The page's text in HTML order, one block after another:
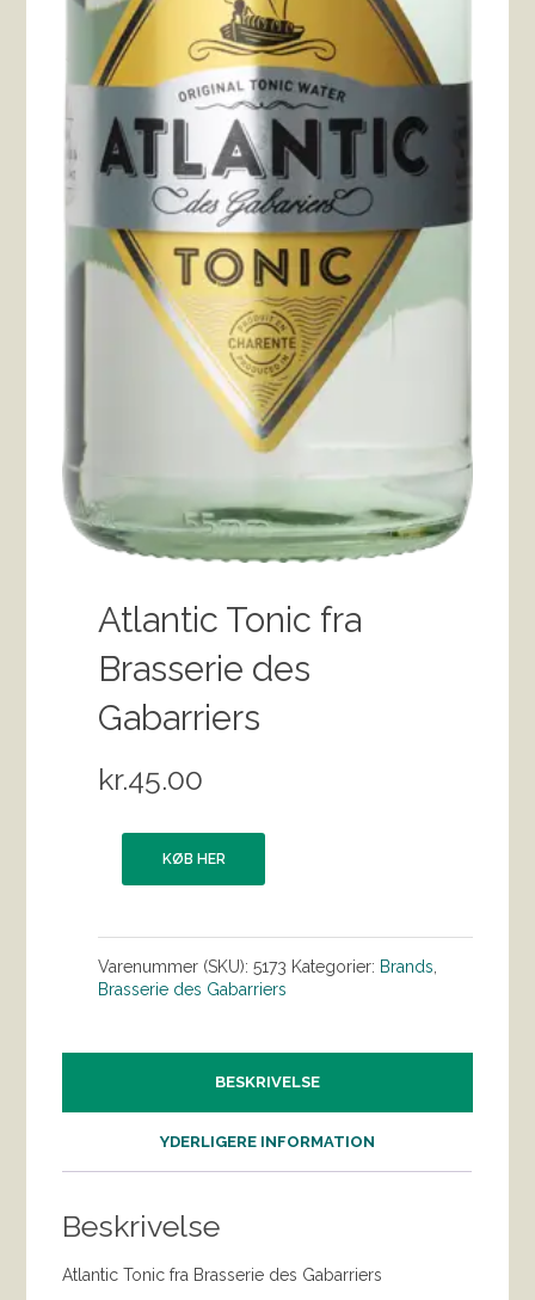
Atlantic Tonic fra
Brasserie des
Gabarriers
kr.45.00
KØB HER
Varenummer (SKU):5173 Kategorier: Brands,
Brasserie des Gabarriers
BESKRIVELSE
YDERLIGERE INFORMATION
Beskrivelse
Atlantic Tonic fra Brasserie des Gabarriers